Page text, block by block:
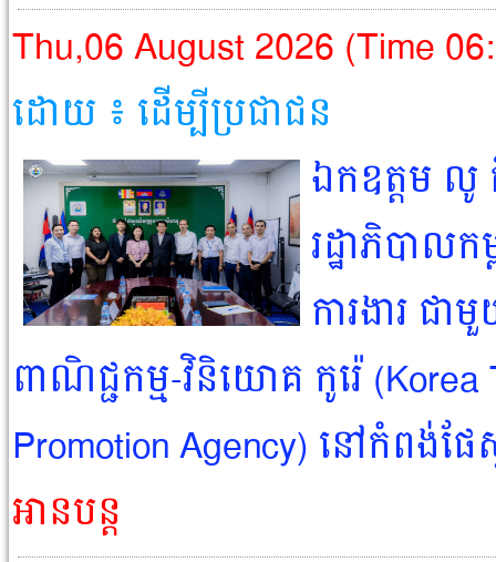
Thu,06 August 2026 (Time
ដោយ ៖ ដើម្បីប្រជាជន​
ឯកឧត្តម
រដ្ឋាភិបាលក
ការងារ ជា
ពាណិជ្ជកម្ម-វិនិយោគ កូរ៉េ (Korea
Promotion Agency) នៅកំពង់
អានបន្ត